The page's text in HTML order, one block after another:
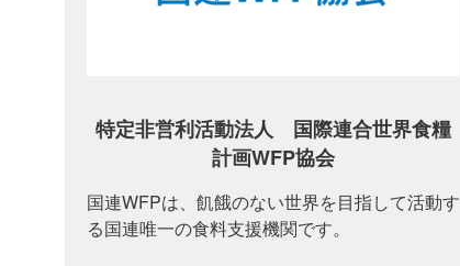
特定非営利活動法人 国際連合世界食糧
計画WFP協会
国連WFPは、飢餓のない世界を目指して活動す
る国連唯一の食料支援機関です。